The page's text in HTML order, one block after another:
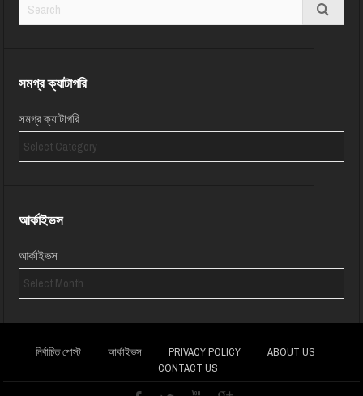
সমগ্র ক্যাটাগরি
সমগ্র ক্যাটাগরি
আর্কাইভস
আর্কাইভস
নির্বাচিত পোস্ট আর্কাইভস PRIVACY POLICY
ABOUT US
CONTACT US